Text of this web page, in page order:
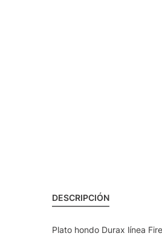
DESCRIPCIÓN
Plato hondo Durax línea